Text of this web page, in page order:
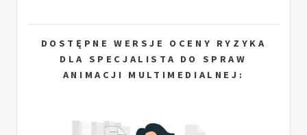
DOSTĘPNE WERSJE OCENY RYZYKA
DLA SPECJALISTA DO SPRAW
ANIMACJI MULTIMEDIALNEJ: